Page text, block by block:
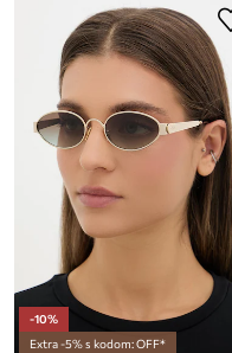
-10%
Extra -5% s kodom: OFF*